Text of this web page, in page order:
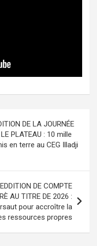
DE LA JOURNÉE
PLATEAU : 10 mille
en terre au CEG Illadji
DE COMPTE
AU TITRE DE 2026 :
pour accroître la
ressources propres